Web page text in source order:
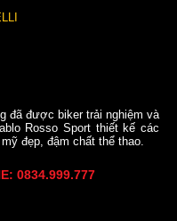
đã được biker trải nghiệm và
Rosso Sport thiết kế các
đẹp, đậm chất thể thao.
0834.999.777